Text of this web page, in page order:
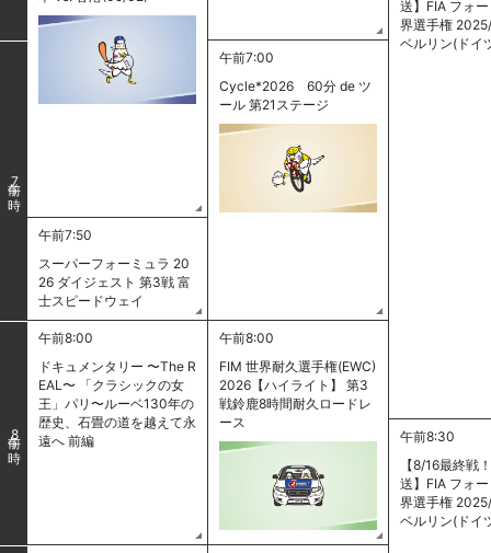
送】FIA フォ
界選手権
ベルリン(ドイ
7
午前7:00
Cycle*2026 60分 de ツ
ール 第21ステージ
午前7:50
スーパーフォーミュラ 20
26 ダイジェスト 第3戦 富
士スピードウェイ
8
午前8:00
ドキュメンタリー 〜The R
EAL〜 「クラシックの女
王」パリ〜ルーベ130年の
歴史、石畳の道を越えて永
遠へ 前編
午前8:00
FIM 世界耐久選手権(EWC)
2026【ハイライト】 第3
戦鈴鹿8時間耐久ロードレ
ース
午前8:30
【8/16最終戦
送】FIA フォ
界選手権
ベルリン(ドイ